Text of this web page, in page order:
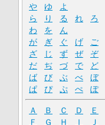
や
ゆ
よ
ら
り る れ
ろ
わ
を
ん
が
ぎ ぐ げ
ご
ざ
じ ず ぜ
ぞ
だ
ぢ づ で
ど
ば
び ぶ べ
ぼ
ぱ
ぴ ぷ ぺ ぽ
Ａ Ｂ Ｃ Ｄ
Ｅ
Ｆ
Ｇ Ｈ Ｉ
Ｊ